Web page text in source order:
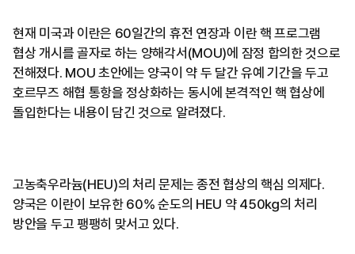
현재 미국과 이란은 60일간의 휴전 연장과 이란 핵 프로그램
협상 개시를 골자로 하는 양해각서(MOU)에 잠정 합의한 것으로
전해졌다. MOU 초안에는 양국이 약 두 달간 유예 기간을 두고
호르무즈 해협 통항을 정상화하는 동시에 본격적인 핵 협상에
돌입한다는 내용이 담긴 것으로 알려졌다.
고농축우라늄(HEU)의 처리 문제는 종전 협상의 핵심 의제다.
양국은 이란이 보유한 60% 순도의 HEU 약 450㎏의 처리
방안을 두고 팽팽히 맞서고 있다.